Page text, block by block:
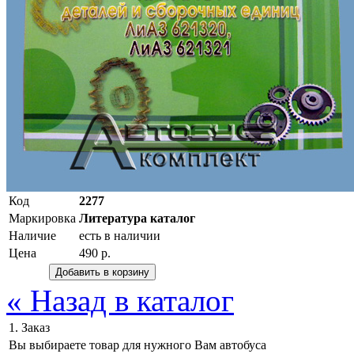
Код
2277
Маркировка Литература каталог
Наличие
есть в наличии
Цена
490 р.
« Назад в каталог
1. Заказ
Вы выбираете товар для нужного Вам автобуса